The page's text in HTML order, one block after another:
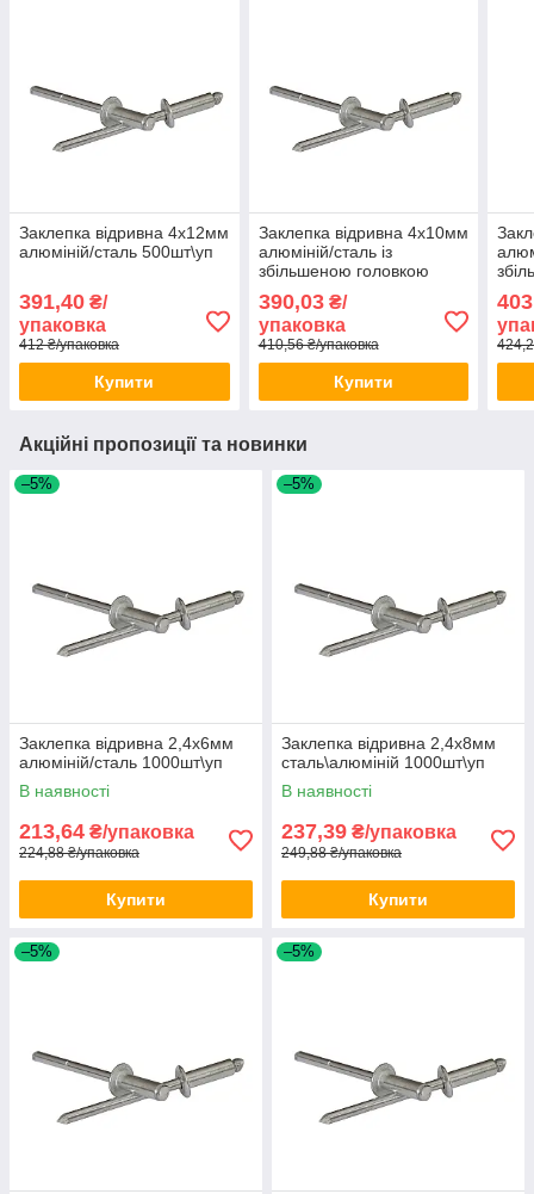
Заклепка відривна 4х12мм
алюміній/сталь 500шт\уп
391,40 ₴/
упаковка
412 ₴/упаковка
Купити
Заклепка відривна 4х10мм
алюміній/сталь із
збільшеною головкою
500шт\уп
390,03₴/
упаковка
410,56 ₴/упаковка
Купити
Акційні пропозиції та новинки
–5%
Заклепка відривна 2,4х6мм
алюміній/сталь 1000шт\уп
В наявності
213,64 ₴/упаковка
224,88 ₴/упаковка
Купити
–5%
Заклепка відривна 2,4х8мм
сталь\алюміній 1000шт\уп
В наявності
237,39 ₴/упаковка
249,88 ₴/упаковка
Купити
–5% –5%